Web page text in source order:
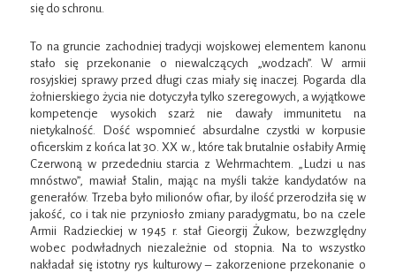
się do schronu.
To na gruncie zachodniej tradycji wojskowej elementem kanonu
stało się przekonanie o niewalczących „wodzach”. W armii
rosyjskiej sprawy przed długi czas miały się inaczej. Pogarda dla
żołnierskiego życia nie dotyczyła tylko szeregowych, a wyjątkowe
kompetencje wysokich szarż nie dawały immunitetu na
nietykalność. Dość wspomnieć absurdalne czystki w korpusie
oficerskim z końca lat 30. XX w., które tak brutalnie osłabiły Armię
Czerwoną w przededniu starcia z Wehrmachtem. „Ludzi u nas
mnóstwo”, mawiał Stalin, mając na myśli także kandydatów na
generałów. Trzeba było milionów ofiar, by ilość przerodziła się w
jakość, co i tak nie przyniosło zmiany paradygmatu, bo na czele
Armii Radzieckiej w 1945 r. stał Gieorgij Żukow, bezwzględny
wobec podwładnych niezależnie od stopnia. Na to wszystko
nakładał się istotny rys kulturowy – zakorzenione przekonanie o